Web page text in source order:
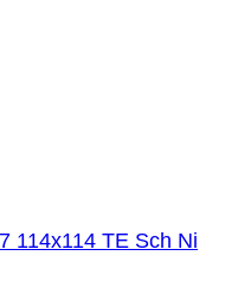
114x114 TE Sch Ni